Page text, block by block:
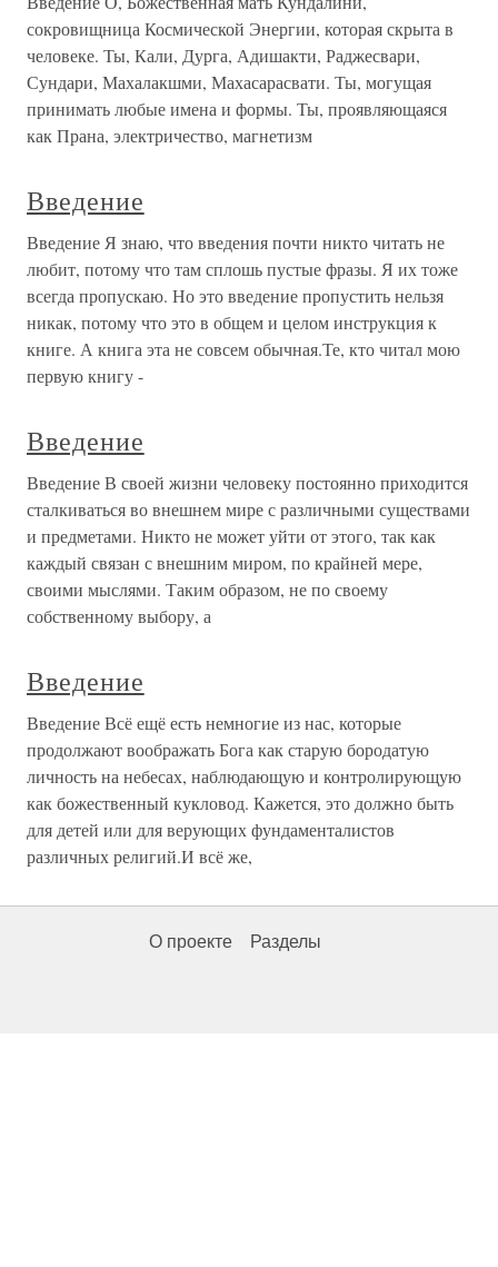
сокровищница Космической Энергии, которая скрыта в
человеке. Ты, Кали, Дурга, Адишакти, Раджесвари,
Сундари, Махалакшми, Махасарасвати. Ты, могущая
принимать любые имена и формы. Ты, проявляющаяся
как Прана, электричество, магнетизм
Введение
Введение Я знаю, что введения почти никто читать не
любит, потому что там сплошь пустые фразы. Я их тоже
всегда пропускаю. Но это введение пропустить нельзя
никак, потому что это в общем и целом инструкция к
книге. А книга эта не совсем обычная.Те, кто читал мою
первую книгу -
Введение
Введение В своей жизни человеку постоянно приходится
сталкиваться во внешнем мире с различными существами
и предметами. Никто не может уйти от этого, так как
каждый связан с внешним миром, по крайней мере,
своими мыслями. Таким образом, не по своему
собственному выбору, а
Введение
Введение Всё ещё есть немногие из нас, которые
продолжают воображать Бога как старую бородатую
личность на небесах, наблюдающую и контролирующую
как божественный кукловод. Кажется, это должно быть
для детей или для верующих фундаменталистов
различных религий.И всё же,
О проекте Разделы